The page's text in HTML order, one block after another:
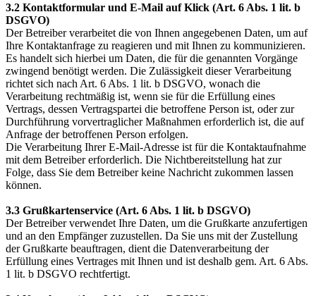
3.2 Kontaktformular und E-Mail auf Klick (Art. 6 Abs. 1 lit. b
DSGVO)
Der Betreiber verarbeitet die von Ihnen angegebenen Daten, um auf
Ihre Kontaktanfrage zu reagieren und mit Ihnen zu kommunizieren.
Es handelt sich hierbei um Daten, die für die genannten Vorgänge
zwingend benötigt werden. Die Zulässigkeit dieser Verarbeitung
richtet sich nach Art. 6 Abs. 1 lit. b DSGVO, wonach die
Verarbeitung rechtmäßig ist, wenn sie für die Erfüllung eines
Vertrags, dessen Vertragspartei die betroffene Person ist, oder zur
Durchführung vorvertraglicher Maßnahmen erforderlich ist, die auf
Anfrage der betroffenen Person erfolgen.
Die Verarbeitung Ihrer E-Mail-Adresse ist für die Kontaktaufnahme
mit dem Betreiber erforderlich. Die Nichtbereitstellung hat zur
Folge, dass Sie dem Betreiber keine Nachricht zukommen lassen
können.
3.3 Grußkartenservice (Art. 6 Abs. 1 lit. b DSGVO)
Der Betreiber verwendet Ihre Daten, um die Grußkarte anzufertigen
und an den Empfänger zuzustellen. Da Sie uns mit der Zustellung
der Grußkarte beauftragen, dient die Datenverarbeitung der
Erfüllung eines Vertrages mit Ihnen und ist deshalb gem. Art. 6 Abs.
1 lit. b DSGVO rechtfertigt.